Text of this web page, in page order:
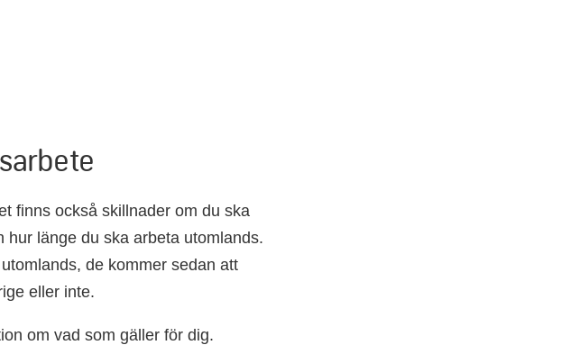
finns också skillnader om du ska
länge du ska arbeta utomlands.
de kommer sedan att
eller inte.
om vad som gäller för dig.